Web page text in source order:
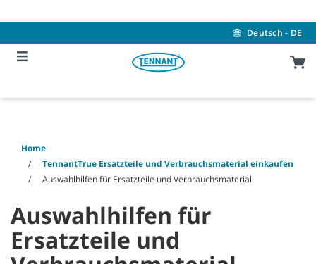
to
to
menu
Deutsch - DE
Home
TennantTrue Ersatzteile und Verbrauchsmaterial einkaufen
Auswahlhilfen für Ersatzteile und Verbrauchsmaterial
Auswahlhilfen für
Ersatzteile und